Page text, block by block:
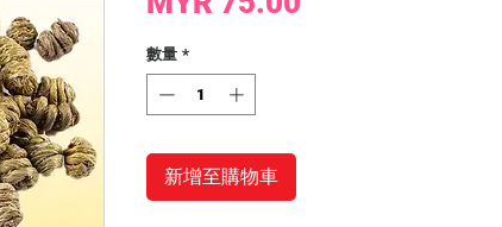
數量 *
新增至購物車